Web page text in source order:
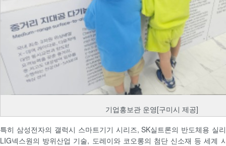
기업홍보관 운영[구미시 제공]
특히 삼성전자의 갤럭시 스마트기기 시리즈, SK실트론의 반도체용 실
LIG넥스원의 방위산업 기술, 도레이와 코오롱의 첨단 신소재 등 세계